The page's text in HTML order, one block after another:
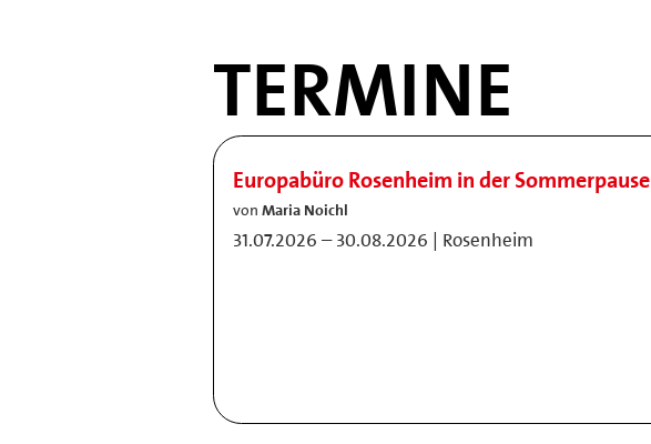
TERMINE
Europabüro Rosenheim in der Sommerpause
von Maria Noichl
31.07.2026 – 30.08.2026 | Rosenheim